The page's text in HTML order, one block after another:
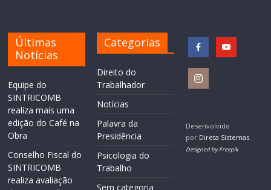
Últimas
Notícias
Equipe do
SINTRICOMB
realiza mais uma
edição do Café na
Obra
Conselho Fiscal do
SINTRICOMB
realiza avaliação
Categorias
Direito do
Trabalhador
Notícias
Palavra da
Presidência
Psicologia do
Trabalho
Sem categoria
Desenvolvido
por Direta Sistemas.
Designed by Freepik